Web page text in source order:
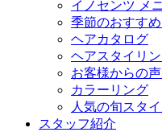
イノセンツ メ
季節のおすす
ヘアカタログ
ヘアスタイリ
お客様からの
カラーリング
人気の旬スタ
スタッフ紹介